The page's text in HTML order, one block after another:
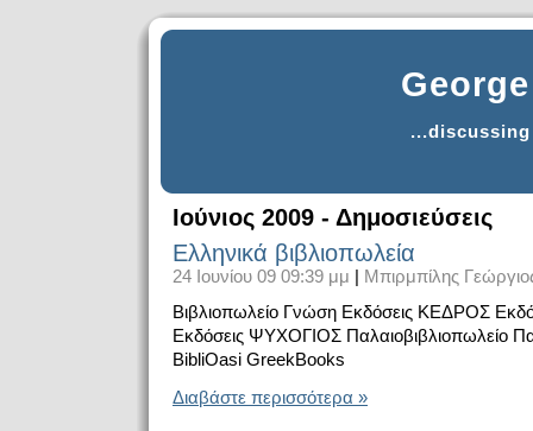
Ιούνιος 2009 - Δημοσιεύσεις
Ελληνικά βιβλιοπωλεία
24 Ιουνίου 09 09:39 μμ
Μπιρμπίλης
Βιβλιοπωλείο Γνώση Εκδόσεις ΚΕΔΡΟΣ
Εκδόσεις ΨΥΧΟΓΙΟΣ Παλαιοβιβλιοπωλείο
BibliOasi GreekBooks
Διαβάστε περισσότερα »